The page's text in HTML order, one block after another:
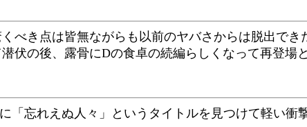
べき点は皆無ながらも以前のヤバさからは脱出でき
伏の後、露骨にDの食卓の続編らしくなって再登場
忘れえぬ人々」というタイトルを見つけて軽い衝